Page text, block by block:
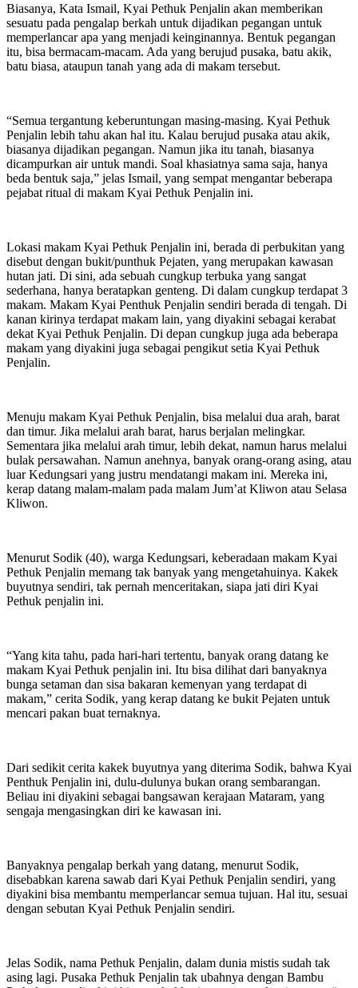
Biasanya, Kata Ismail, Kyai Pethuk Penjalin akan memberikan
sesuatu pada pengalap berkah untuk dijadikan pegangan untuk
memperlancar apa yang menjadi keinginannya. Bentuk pegangan
itu, bisa bermacam-macam. Ada yang berujud pusaka, batu akik,
batu biasa, ataupun tanah yang ada di makam tersebut.
“Semua tergantung keberuntungan masing-masing. Kyai Pethuk
Penjalin lebih tahu akan hal itu. Kalau berujud pusaka atau akik,
biasanya dijadikan pegangan. Namun jika itu tanah, biasanya
dicampurkan air untuk mandi. Soal khasiatnya sama saja, hanya
beda bentuk saja,” jelas Ismail, yang sempat mengantar beberapa
pejabat ritual di makam Kyai Pethuk Penjalin ini.
Lokasi makam Kyai Pethuk Penjalin ini, berada di perbukitan yang
disebut dengan bukit/punthuk Pejaten, yang merupakan kawasan
hutan jati. Di sini, ada sebuah cungkup terbuka yang sangat
sederhana, hanya beratapkan genteng. Di dalam cungkup terdapat 3
makam. Makam Kyai Penthuk Penjalin sendiri berada di tengah. Di
kanan kirinya terdapat makam lain, yang diyakini sebagai kerabat
dekat Kyai Pethuk Penjalin. Di depan cungkup juga ada beberapa
makam yang diyakini juga sebagai pengikut setia Kyai Pethuk
Penjalin.
Menuju makam Kyai Pethuk Penjalin, bisa melalui dua arah, barat
dan timur. Jika melalui arah barat, harus berjalan melingkar.
Sementara jika melalui arah timur, lebih dekat, namun harus melalui
bulak persawahan. Namun anehnya, banyak orang-orang asing, atau
luar Kedungsari yang justru mendatangi makam ini. Mereka ini,
kerap datang malam-malam pada malam Jum’at Kliwon atau Selasa
Kliwon.
Menurut Sodik (40), warga Kedungsari, keberadaan makam Kyai
Pethuk Penjalin memang tak banyak yang mengetahuinya. Kakek
buyutnya sendiri, tak pernah menceritakan, siapa jati diri Kyai
Pethuk penjalin ini.
“Yang kita tahu, pada hari-hari tertentu, banyak orang datang ke
makam Kyai Pethuk penjalin ini. Itu bisa dilihat dari banyaknya
bunga setaman dan sisa bakaran kemenyan yang terdapat di
makam,” cerita Sodik, yang kerap datang ke bukit Pejaten untuk
mencari pakan buat ternaknya.
Dari sedikit cerita kakek buyutnya yang diterima Sodik, bahwa Kyai
Penthuk Penjalin ini, dulu-dulunya bukan orang sembarangan.
Beliau ini diyakini sebagai bangsawan kerajaan Mataram, yang
sengaja mengasingkan diri ke kawasan ini.
Banyaknya pengalap berkah yang datang, menurut Sodik,
disebabkan karena sawab dari Kyai Pethuk Penjalin sendiri, yang
diyakini bisa membantu memperlancar semua tujuan. Hal itu, sesuai
dengan sebutan Kyai Pethuk Penjalin sendiri.
Jelas Sodik, nama Pethuk Penjalin, dalam dunia mistis sudah tak
asing lagi. Pusaka Pethuk Penjalin tak ubahnya dengan Bambu